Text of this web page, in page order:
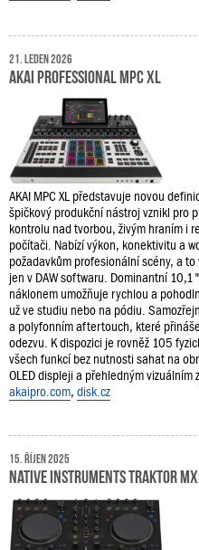
21. leden 2026
AKAI Professional MPC XL
AKAI MPC XL představuje novou
špičkový produkční nástroj vznikl pro
kontrolu nad tvorbou, živým hraním i
počítači. Nabízí výkon, konektivitu a
požadavkům profesionální scény, a
jen v DAW softwaru. Dominantní
náklonem umožňuje rychlou a
už ve studiu nebo na pódiu.
a polyfonním aftertouch, které
odezvu. K dispozici je rovněž 105
všech funkcí bez nutnosti sahat na
OLED displeji a přehledným vizuálním
akaipro.com, disk.cz
15. říjen 2025
Native Instruments Traktor